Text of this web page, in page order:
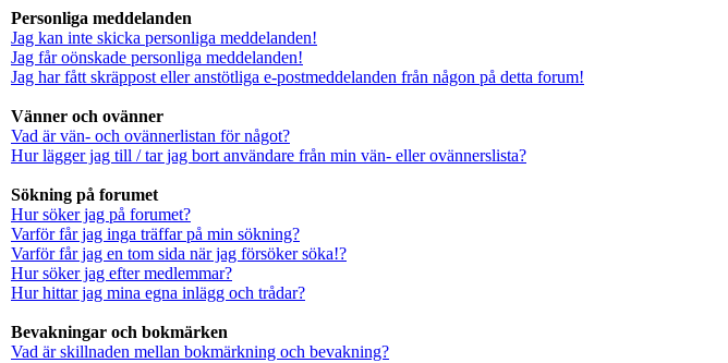
Personliga meddelanden
Jag kan inte skicka personliga meddelanden!
Jag får oönskade personliga meddelanden!
Jag har fått skräppost eller anstötliga e-postmeddelanden från någon på detta forum!
Vänner och ovänner
Vad är vän- och ovännerlistan för något?
Hur lägger jag till / tar jag bort användare från min vän- eller ovännerslista?
Sökning på forumet
Hur söker jag på forumet?
Varför får jag inga träffar på min sökning?
Varför får jag en tom sida när jag försöker söka!?
Hur söker jag efter medlemmar?
Hur hittar jag mina egna inlägg och trådar?
Bevakningar och bokmärken
Vad är skillnaden mellan bokmärkning och bevakning?